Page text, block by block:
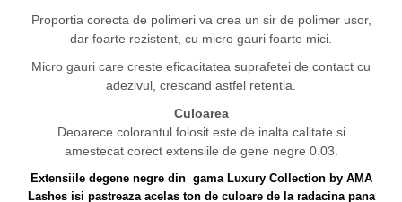
Proportia corecta de polimeri va crea un sir de polimer usor,
dar foarte rezistent, cu micro gauri foarte mici.
Micro gauri care creste eficacitatea suprafetei de contact cu
adezivul, crescand astfel retentia.
Culoarea
Deoarece colorantul folosit este de inalta calitate si
amestecat corect extensiile de gene negre 0.03.
Extensiile degene negre din gama Luxury Collection by AMA
Lashes isi pastreaza acelas ton de culoare de la radacina pana